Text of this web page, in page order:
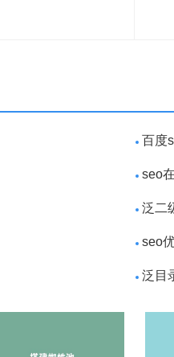
百度
seo
泛二
seo
泛目